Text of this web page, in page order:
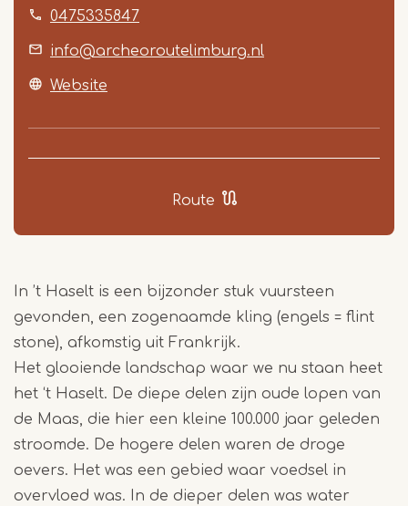
0475335847
info@archeoroutelimburg.nl
Website
Route
In ’t Haselt is een bijzonder stuk vuursteen
gevonden, een zogenaamde kling (engels = flint
stone), afkomstig uit Frankrijk.
Het glooiende landschap waar we nu staan heet
het ‘t Haselt. De diepe delen zijn oude lopen van
de Maas, die hier een kleine 100.000 jaar geleden
stroomde. De hogere delen waren de droge
oevers. Het was een gebied waar voedsel in
overvloed was. In de dieper delen was water